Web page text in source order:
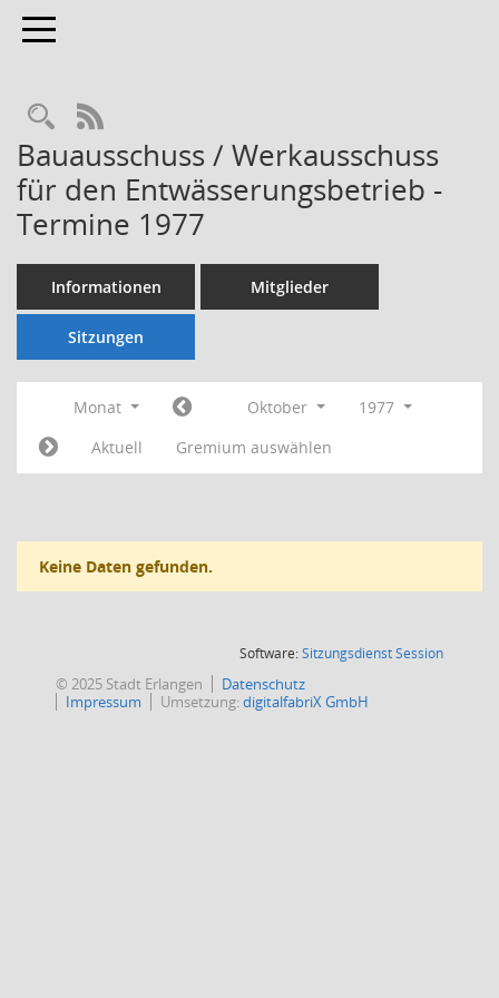
Toggle navigation
Rechercheauswahl
RSS-Feed
Bauausschuss / Werkausschuss
für den Entwässerungsbetrieb -
Termine 1977
Informationen Mitglieder
Sitzungen
Monat Oktober
1977
Aktuell
Gremium auswählen
Keine Daten gefunden.
Software:SitzungsdienstSession(Wird in
© 2025 Stadt Erlangen
Datenschutz
Impressum
Umsetzung:digitalfabriX GmbH